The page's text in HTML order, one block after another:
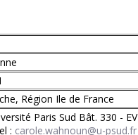
Région Ile de France
Paris Sud Bât. 330 -
: carole.wahnoun@u-psud.fr